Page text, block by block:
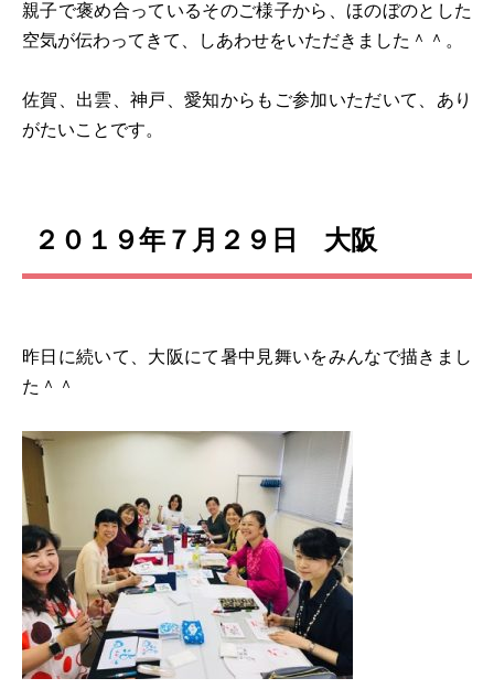
親子で褒め合っているそのご様子から、ほのぼのとした
空気が伝わってきて、しあわせをいただきました＾＾。
佐賀、出雲、神戸、愛知からもご参加いただいて、あり
がたいことです。
２０１９年７月２９日 大阪
昨日に続いて、大阪にて暑中見舞いをみんなで描きまし
た＾＾